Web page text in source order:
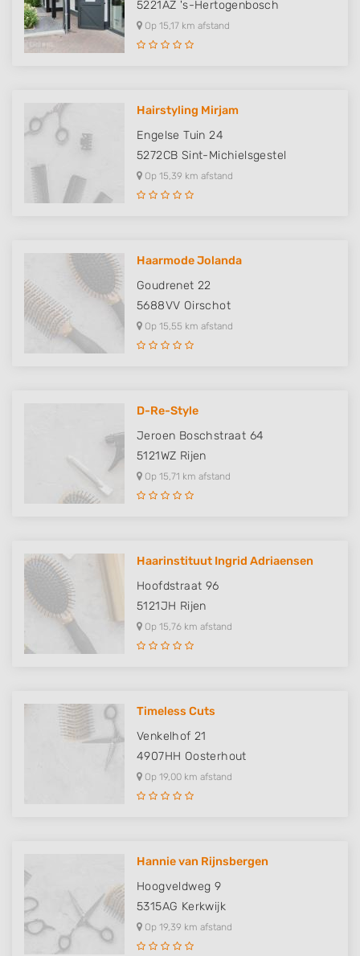
5221AZ 's-Hertogenbosch
Op 15,17 km afstand
Hairstyling Mirjam
Engelse Tuin 24
5272CB Sint-Michielsgestel
Op 15,39 km afstand
Haarmode Jolanda
Goudrenet 22
5688VV Oirschot
Op 15,55 km afstand
D-Re-Style
Jeroen Boschstraat 64
5121WZ Rijen
Op 15,71 km afstand
Haarinstituut Ingrid Adriaensen
Hoofdstraat 96
5121JH Rijen
Op 15,76 km afstand
Timeless Cuts
Venkelhof 21
4907HH Oosterhout
Op 19,00 km afstand
Hannie van Rijnsbergen
Hoogveldweg 9
5315AG Kerkwijk
Op 19,39 km afstand
Functional
Advertising